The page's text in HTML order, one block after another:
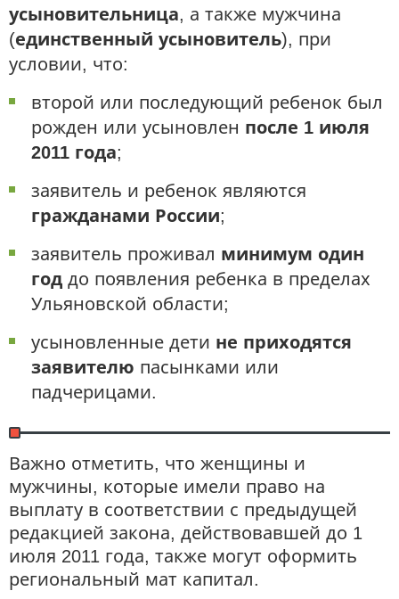
усыновительница, а также мужчина
(единственный усыновитель), при
условии, что:
второй или последующий ребенок был
рожден или усыновлен после 1 июля
2011 года;
заявитель и ребенок являются
гражданами России;
заявитель проживал минимум один
год до появления ребенка в пределах
Ульяновской области;
усыновленные дети не приходятся
заявителю пасынками или
падчерицами.
Важно отметить, что женщины и
мужчины, которые имели право на
выплату в соответствии с предыдущей
редакцией закона, действовавшей до 1
июля 2011 года, также могут оформить
региональный мат капитал.